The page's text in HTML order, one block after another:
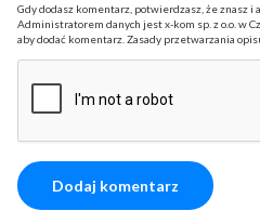
Gdy dodasz komentarz, potwierdzasz, że znasz i
Administratorem danych jest x-kom sp. z o.o. w
aby dodać komentarz. Zasady przetwarzania